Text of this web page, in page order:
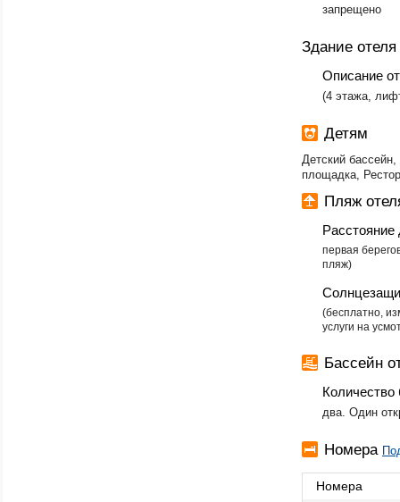
​запрещено
Здание отеля
Описание
​(4 этажа,
Детям
Детский
площадка,
Пляж
первая
пляж)
(бесплатно,
услуги на
Бассейн
Количество
два. Один
Номера
Номера